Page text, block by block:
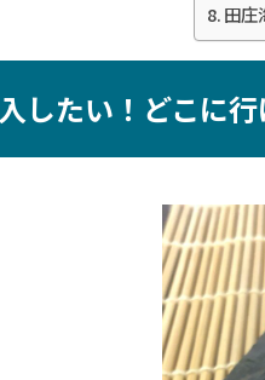
田
したい！どこに